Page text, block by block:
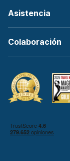
Asistencia
Colaboración